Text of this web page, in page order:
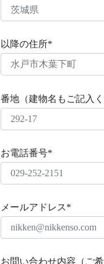
以降の住所*
番地（建物名もご記入
お電話番号*
メールアドレス*
お問い合わせ内容（ご